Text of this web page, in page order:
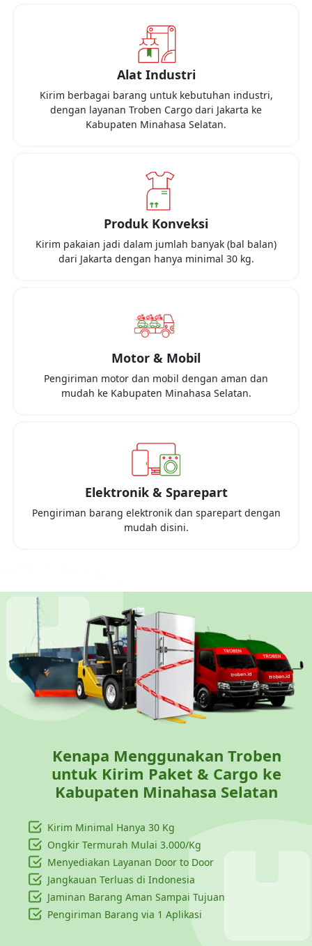
Alat Industri
Kirim berbagai barang untuk kebutuhan industri,
dengan layanan Troben Cargo dari Jakarta ke
Kabupaten Minahasa Selatan.
Produk Konveksi
Kirim pakaian jadi dalam jumlah banyak (bal balan)
dari Jakarta dengan hanya minimal 30 kg.
Motor & Mobil
Pengiriman motor dan mobil dengan aman dan
mudah ke Kabupaten Minahasa Selatan.
Elektronik & Sparepart
Pengiriman barang elektronik dan sparepart dengan
mudah disini.
Kenapa Menggunakan Troben
untuk Kirim Paket & Cargo ke
Kabupaten Minahasa Selatan
Kirim Minimal Hanya 30 Kg
Ongkir Termurah Mulai 3.000/Kg
Menyediakan Layanan Door to Door
Jangkauan Terluas di Indonesia
Jaminan Barang Aman Sampai Tujuan
Pengiriman Barang via 1 Aplikasi